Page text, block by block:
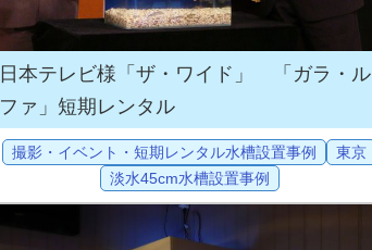
日本テレビ様「ザ・ワイド」 「ガラ・ル
ファ」短期レンタル
撮影・イベント・短期レンタル水槽設置事例
東京
淡水45cm水槽設置事例